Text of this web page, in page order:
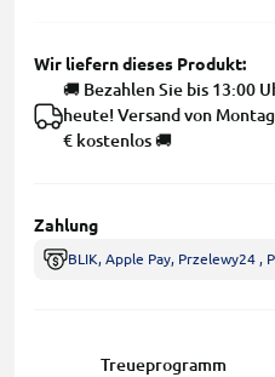
Wir liefern dieses Produkt:
🚚 Bezahlen Sie bis 13:00
heute! Versand von
€ kostenlos 🚚
Zahlung
BLIK, Apple Pay, Przelewy24 ,
Treueprogramm